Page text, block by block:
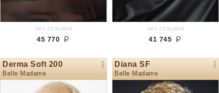
нет отзывов
45 770
нет отзывов
41 745
Derma Soft 200
Belle Madame
Diana SF
Belle Madame